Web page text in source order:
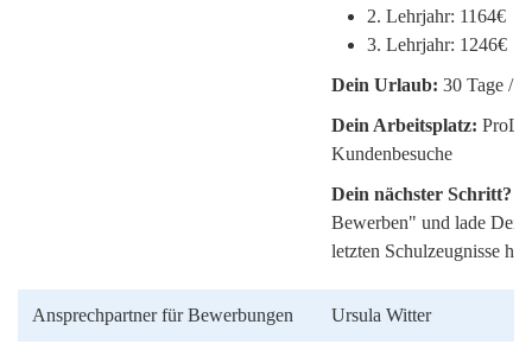
2. Lehrjahr: 1164€
3. Lehrjahr: 1246€
Dein Urlaub: 30 Tage /
Dein Arbeitsplatz:
Kundenbesuche
Dein nächster Schritt?
Bewerben" und lade
letzten Schulzeugnisse
Ansprechpartner für Bewerbungen Ursula Witter